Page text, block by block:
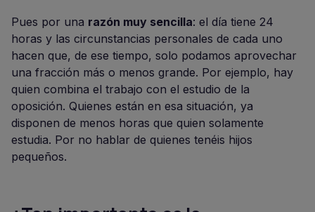
Pues por una razón muy sencilla: el día tiene 24
horas y las circunstancias personales de cada uno
hacen que, de ese tiempo, solo podamos aprovechar
una fracción más o menos grande. Por ejemplo, hay
quien combina el trabajo con el estudio de la
oposición. Quienes están en esa situación, ya
disponen de menos horas que quien solamente
estudia. Por no hablar de quienes tenéis hijos
pequeños.